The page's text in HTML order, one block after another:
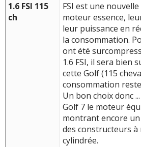
1.6 FSI 115
ch
FSI est une
moteur essence,
leur puissance en
la consommation.
ont été
1.6 FSI, il sera bien
cette Golf (115
consommation
Un bon choix donc
Golf 7 le moteur
montrant encore
des constructeurs
cylindrée.